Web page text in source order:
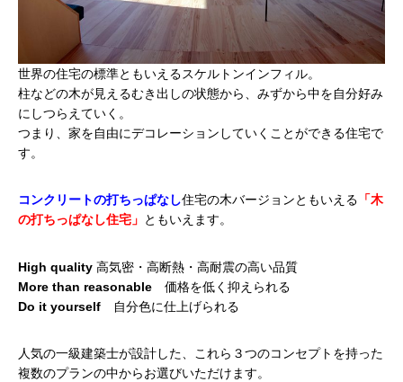
世界の住宅の標準ともいえるスケルトンインフィル。
柱などの木が見えるむき出しの状態から、みずから中を自分好み
にしつらえていく。
つまり、家を自由にデコレーションしていくことができる住宅で
す。
コンクリートの打ちっぱなし住宅の木バージョンともいえる 「木
の打ちっぱなし住宅」 ともいえます。
High quality 高気密・高断熱・高耐震の高い品質
More than reasonable 価格を低く抑えられる
Do it yourself 自分色に仕上げられる
人気の一級建築士が設計した、 これら３つのコンセプトを持った
複数のプランの中からお選びいただけます。